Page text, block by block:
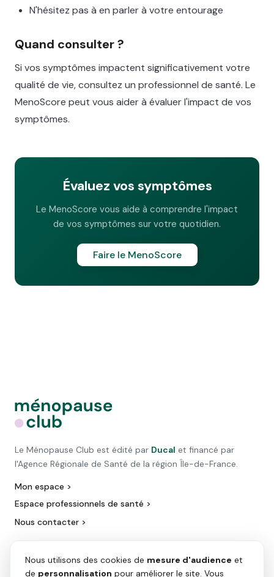
Nous utilisons des cookies de mesure d'audience et
de personnalisation pour améliorer le site. Vous
N'hésitez pas à en parler à votre entourage
Quand consulter ?
Si vos symptômes impactent significativement votre
qualité de vie, consultez un professionnel de santé. Le
MenoScore peut vous aider à évaluer l'impact de vos
symptômes.
Évaluez vos symptômes
Le MenoScore vous aide à comprendre l'impact
de vos symptômes sur votre quotidien.
Faire le MenoScore
Le Ménopause Club est édité par Ducal et financé par
l'Agence Régionale de Santé de la région Île-de-France.
Mon espace >
Espace professionnels de santé >
Nous contacter >